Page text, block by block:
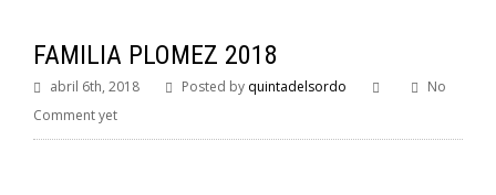
FAMILIA PLOMEZ 2018
abril 6th, 2018 Posted by quintadelsordo
No
Comment yet